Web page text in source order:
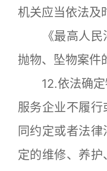
机关应当依法及
《最高人民
抛物、坠物案件
12.依法确定
服务企业不履
同约定或者法
定的维修、养